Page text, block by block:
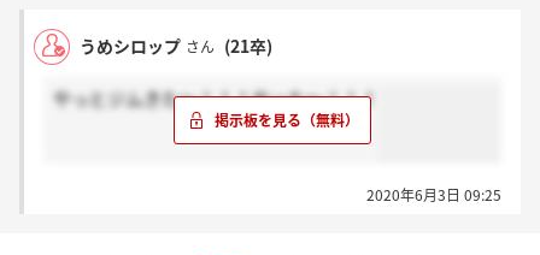
うめシロップ さん (21卒)
やっとジムきた～！！！やった～！！！
2020年6月3日 09:25